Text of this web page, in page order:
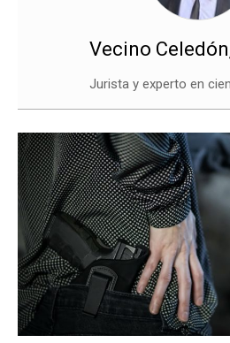
Vecino
Jurista y experto en